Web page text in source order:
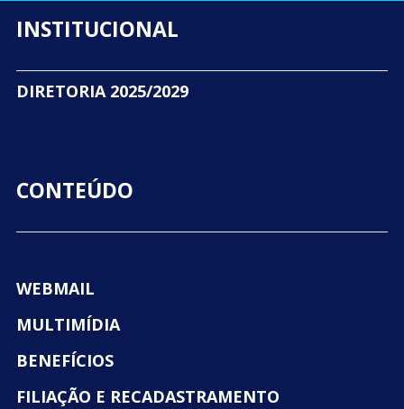
INSTITUCIONAL
DIRETORIA 2025/2029
CONTEÚDO
WEBMAIL
MULTIMÍDIA
BENEFÍCIOS
FILIAÇÃO E RECADASTRAMENTO